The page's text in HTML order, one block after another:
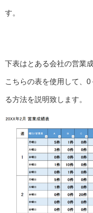
す。
下表はとある会社の営業
こちらの表を使用して、
る方法を説明致します。